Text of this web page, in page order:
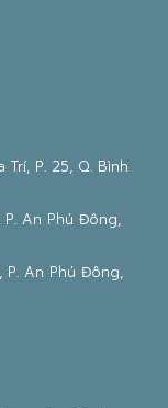
P. 25, Q. Bình
An Phú Đông,
P. An Phú Đông,